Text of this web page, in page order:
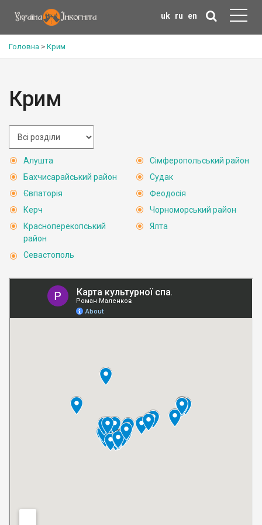
uk ru en
Головна > Крим
Крим
Алушта
Бахчисарайський район
Євпаторія
Керч
Красноперекопський
район
Севастополь
Сімферопольський район
Судак
Феодосія
Чорноморський район
Ялта